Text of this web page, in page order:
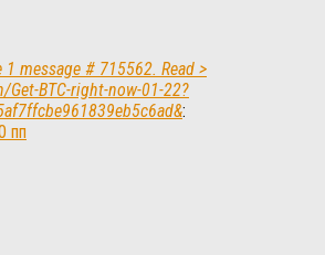
1 message # 715562. Read >
BTC-right-now-01-22?
:
пп